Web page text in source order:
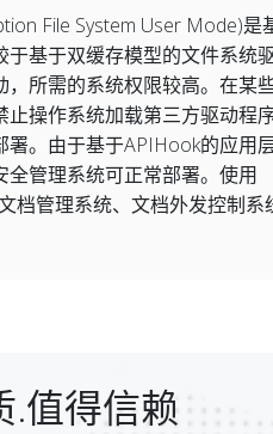
File System User Mode)是
基于双缓存模型的文件系统
所需的系统权限较高。在某
操作系统加载第三方驱动程
。由于基于APIHook的应用
管理系统可正常部署。使用
档管理系统、文档外发控制系
.值得信赖